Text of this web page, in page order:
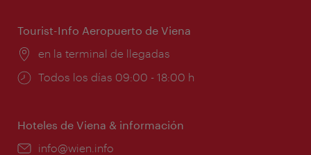
Tourist-Info Aeropuerto de Viena
Lugar:
en la terminal de llegadas
Horarios
Todos los días 09:00 - 18:00 h
Hoteles de Viena & información
e-
info@wien.info